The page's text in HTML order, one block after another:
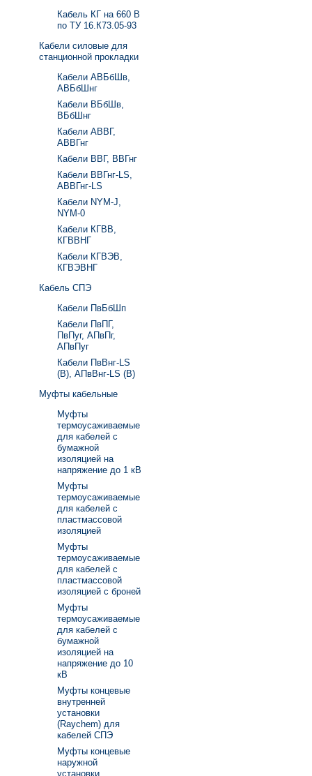
Кабель КГ на 660 В
по ТУ 16.К73.05-93
Кабели силовые для
станционной прокладки
Кабели АВБбШв,
АВБбШнг
Кабели ВБбШв,
ВБбШнг
Кабели АВВГ,
АВВГнг
Кабели ВВГ, ВВГнг
Кабели ВВГнг-LS,
АВВГнг-LS
Кабели NYM-J,
NYM-0
Кабели КГВВ,
КГВВНГ
Кабели КГВЭВ,
КГВЭВНГ
Кабель СПЭ
Кабели ПвБбШп
Кабели ПвПГ,
ПвПуг, АПвПг,
АПвПуг
Кабели ПвВнг-LS
(В), АПвВнг-LS (В)
Муфты кабельные
Муфты
термоусаживаемые
для кабелей с
бумажной
изоляцией на
напряжение до 1 кВ
Муфты
термоусаживаемые
для кабелей с
пластмассовой
изоляцией
Муфты
термоусаживаемые
для кабелей с
пластмассовой
изоляцией с броней
Муфты
термоусаживаемые
для кабелей с
бумажной
изоляцией на
напряжение до 10
кВ
Муфты концевые
внутренней
установки
(Raychem) для
кабелей СПЭ
Муфты концевые
наружной
установки